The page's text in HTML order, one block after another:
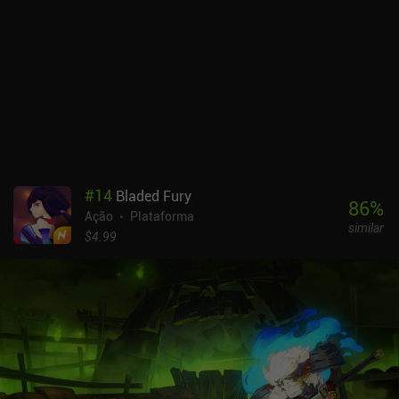
todos os personagens, armas e atributos. No entanto, tudo
também é desbloqueado com relativa facilidade por meio do jogo,
e o jogo não é monótono.É uma ótima opção para quem gosta de
garante um alto nível de repetição.
#14 Bladed Fury
Ação
Plataforma
$4.99
86%
similar